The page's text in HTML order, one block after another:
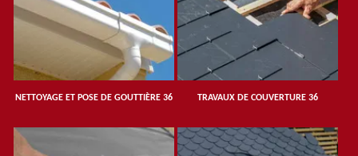
NETTOYAGE ET POSE DE GOUTTIÈRE 36 TRAVAUX DE COUVERTURE 36